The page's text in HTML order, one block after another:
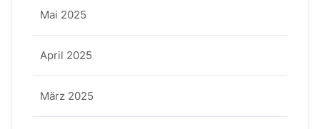
Mai 2025
April 2025
März 2025